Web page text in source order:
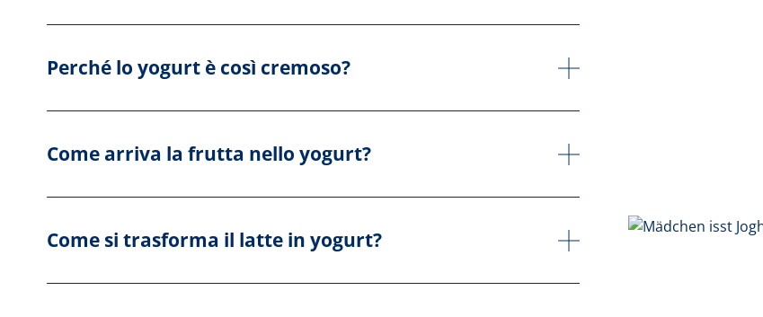
Perché lo yogurt è così cremoso?
Come arriva la frutta nello yogurt?
Come si trasforma il latte in yogurt?